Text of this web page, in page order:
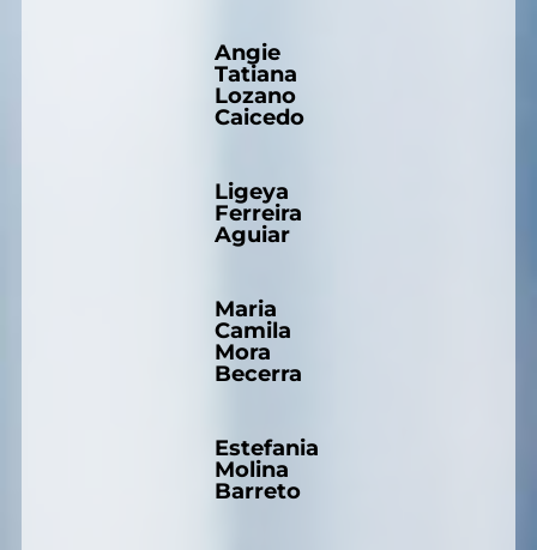
Angie
Tatiana
Lozano
Caicedo
Ligeya
Ferreira
Aguiar
Maria
Camila
Mora
Becerra
Estefania
Molina
Barreto